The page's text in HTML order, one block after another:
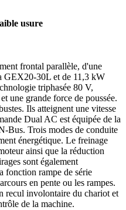
usure
frontal parallèle, d'une
GEX20-30L et de 11,3 kW
triphasée 80 V,
une grande force de poussée.
Ils atteignent une vitesse
Dual AC est équipée de la
Bus. Trois modes de conduite
énergétique. Le freinage
ainsi que la réduction
sont également
fonction rampe de série
en pente ou les rampes.
recul involontaire du chariot et
de la machine.